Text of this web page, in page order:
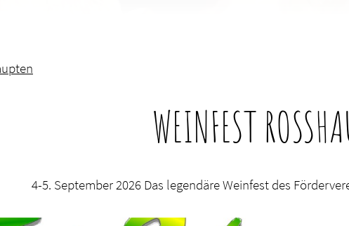
WEINFEST
4-5. September 2026 Das legendäre Weinfest des